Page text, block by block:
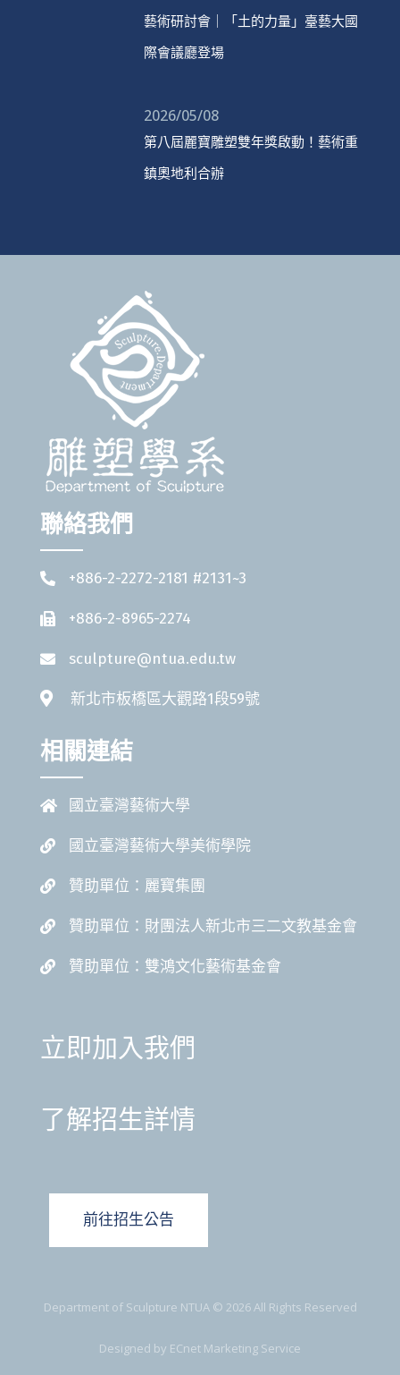
藝術研討會｜「土的力量」臺藝大國
際會議廳登場
2026/05/08
第八屆麗寶雕塑雙年獎啟動！藝術重
鎮奧地利合辦
聯絡我們
+886-2-2272-2181 #2131~3
+886-2-8965-2274
sculpture@ntua.edu.tw
新北市板橋區大觀路1段59號
相關連結
國立臺灣藝術大學
國立臺灣藝術大學美術學院
贊助單位：麗寶集團
贊助單位：財團法人新北市三二文教基金會
贊助單位：雙鴻文化藝術基金會
立即加入我們
了解招生詳情
前往招生公告
Department of Sculpture NTUA © 2026 All Rights Reserved
Designed by ECnet Marketing Service